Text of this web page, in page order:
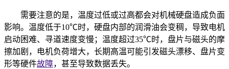
需要注意的是，温度过低或过高都会对机械硬盘造成负面
影响。温度低于10℃时，硬盘内部的润滑油会变稠，导致电机
启动困难、寻道速度变慢；温度超过35℃时，盘片与磁头的摩
擦加剧，电机负荷增大，长期高温可能引发磁头漂移、盘片变
形等硬件故障，甚至导致数据丢失。